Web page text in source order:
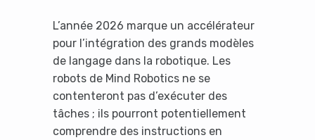
L’année 2026 marque un accélérateur
pour l’intégration des grands modèles
de langage dans la robotique. Les
robots de Mind Robotics ne se
contenteront pas d’exécuter des
tâches ; ils pourront potentiellement
comprendre des instructions en